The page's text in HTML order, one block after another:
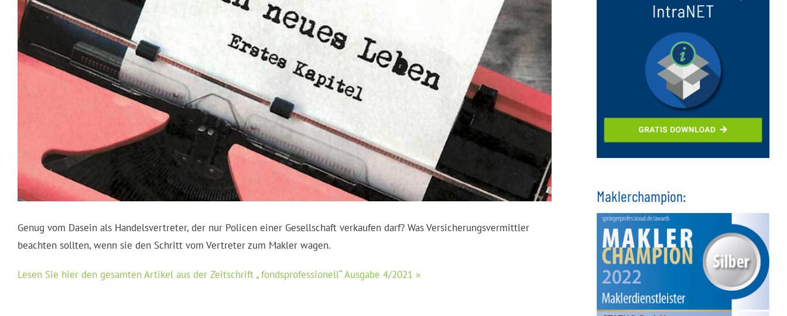
Genug vom Dasein als Handelsvertreter, der nur Policen einer Gesellschaft verkaufen darf? Was Versicherungsvermittler
beachten sollten, wenn sie den Schritt vom Vertreter zum Makler wagen.
Lesen Sie hier den gesamten Artikel aus der Zeitschrift „ fondsprofessionell“ Ausgabe 4/2021 »
Maklerchampion: